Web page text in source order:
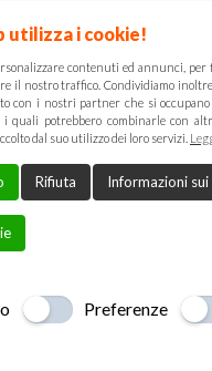
- P. IVA 12556691009
utilizza i cookie!
contenuti ed annunci,
il nostro traffico. Condividiamo
con i nostri partner che si occupano
i quali potrebbero combinarle con
dal suo utilizzo dei loro servizi.
Rifiuta Informazioni
Preferenze